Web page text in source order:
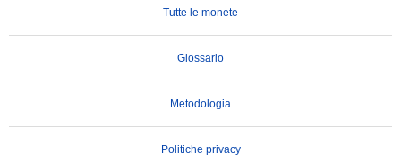
Tutte le monete
Glossario
Metodologia
Politiche privacy